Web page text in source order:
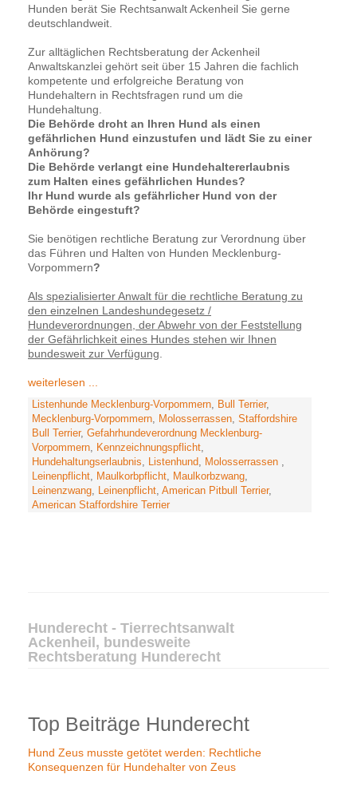
Hunden berät Sie Rechtsanwalt Ackenheil Sie gerne
deutschlandweit.
Zur alltäglichen Rechtsberatung der Ackenheil
Anwaltskanzlei gehört seit über 15 Jahren die fachlich
kompetente und erfolgreiche Beratung von
Hundehaltern in Rechtsfragen rund um die
Hundehaltung.
Die Behörde droht an Ihren Hund als einen
gefährlichen Hund einzustufen und lädt Sie zu einer
Anhörung?
Die Behörde verlangt eine Hundehaltererlaubnis
zum Halten eines gefährlichen Hundes?
Ihr Hund wurde als gefährlicher Hund von der
Behörde eingestuft?
Sie benötigen rechtliche Beratung zur Verordnung über
das Führen und Halten von Hunden Mecklenburg-
Vorpommern?
Als spezialisierter Anwalt für die rechtliche Beratung zu
den einzelnen Landeshundegesetz /
Hundeverordnungen, der Abwehr von der Feststellung
der Gefährlichkeit eines Hundes stehen wir Ihnen
bundesweit zur Verfügung
weiterlesen ...
Listenhunde Mecklenburg-Vorpommern, Bull Terrier,
Mecklenburg-Vorpommern, Molosserrassen, Staffordshire
Bull Terrier, Gefahrhundeverordnung Mecklenburg-
Vorpommern, Kennzeichnungspflicht,
Hundehaltungserlaubnis, Listenhund, Molosserrassen ,
Leinenpflicht, Maulkorbpflicht, Maulkorbzwang,
Leinenzwang, Leinenpflicht, American Pitbull Terrier,
American Staffordshire Terrier
Hunderecht - Tierrechtsanwalt
Ackenheil, bundesweite
Rechtsberatung Hunderecht
Top Beiträge Hunderecht
Hund Zeus musste getötet werden: Rechtliche
Konsequenzen für Hundehalter von Zeus